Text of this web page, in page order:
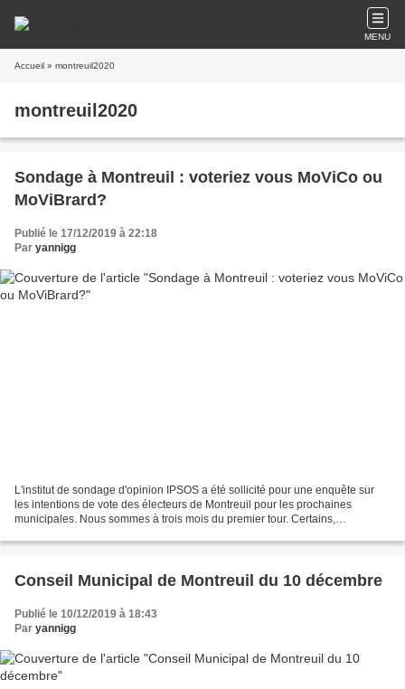
MENU
Accueil » montreuil2020
montreuil2020
Sondage à Montreuil : voteriez vous MoViCo ou
MoViBrard?
Publié le 17/12/2019 à 22:18
Par yannigg
L'institut de sondage d'opinion IPSOS a été sollicité pour une enquête sur
les intentions de vote des électeurs de Montreuil pour les prochaines
municipales. Nous sommes à trois mois du premier tour. Certains,
Conseil Municipal de Montreuil du 10 décembre
Publié le 10/12/2019 à 18:43
Par yannigg